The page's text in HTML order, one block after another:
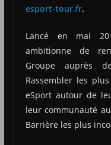
esport-tour.fr.
Lancé en mai
ambitionne de
Groupe auprès
Rassembler les
eSport autour de
leur communauté
Barrière les plus